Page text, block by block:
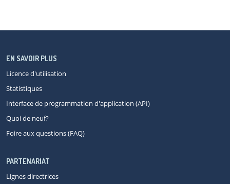
EN SAVOIR PLUS
Licence d'utilisation
Statistiques
Interface de programmation d'application (API)
Quoi de neuf?
Foire aux questions (FAQ)
PARTENARIAT
Lignes directrices